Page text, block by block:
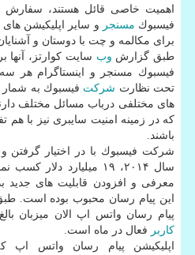
اهمیت خاصی قائل هستند، سفارش
فیسبوك مسنجر و سایر اپلیكیشن
برای مكالمه و چت با دوستان و
طبق گزارش وب سایت كوارتز، آنها
فیسبوك مسنجر و اینستاگرام هر
تحت نظارت شركت فیسبوك به شمار
های مختلفی درباب مسائل مختلف
كه در زمینه امنیت سایبری نیز با هم
باشند.
شركت فیسبوك با در اختیار
سال ۲۰۱۴، ۱۹ میلیارد
معرفی و افزودن قابلیت های جدید
این پیام رسان محبوب بوده است. طبق
پیام رسان واتس اپ الان میزبان بالغ بر یك
كاربر فعال در ماه است.
اپلیكیشن پیام رسان واتس